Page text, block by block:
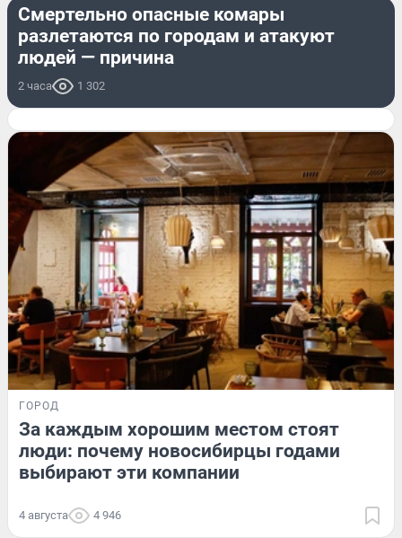
Смертельно опасные комары
разлетаются по городам и атакуют
людей — причина
2 часа 1 302
ГОРОД
За каждым хорошим местом стоят
люди: почему новосибирцы годами
выбирают эти компании
4 августа 4 946